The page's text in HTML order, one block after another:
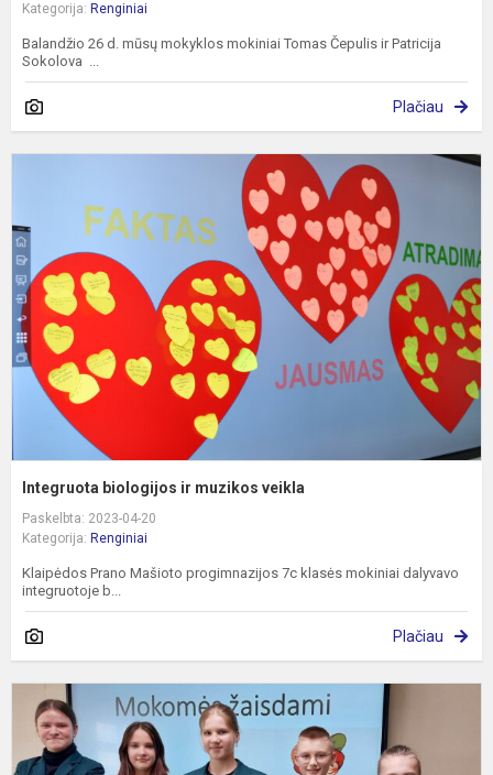
Kategorija: Renginiai
Balandžio 26 d. mūsų mokyklos mokiniai Tomas Čepulis ir Patricija
Sokolova ...
Plačiau
Integruota biologijos ir muzikos veikla
Paskelbta: 2023-04-20
Kategorija: Renginiai
Klaipėdos Prano Mašioto progimnazijos 7c klasės mokiniai dalyvavo
integruotoje b...
Plačiau